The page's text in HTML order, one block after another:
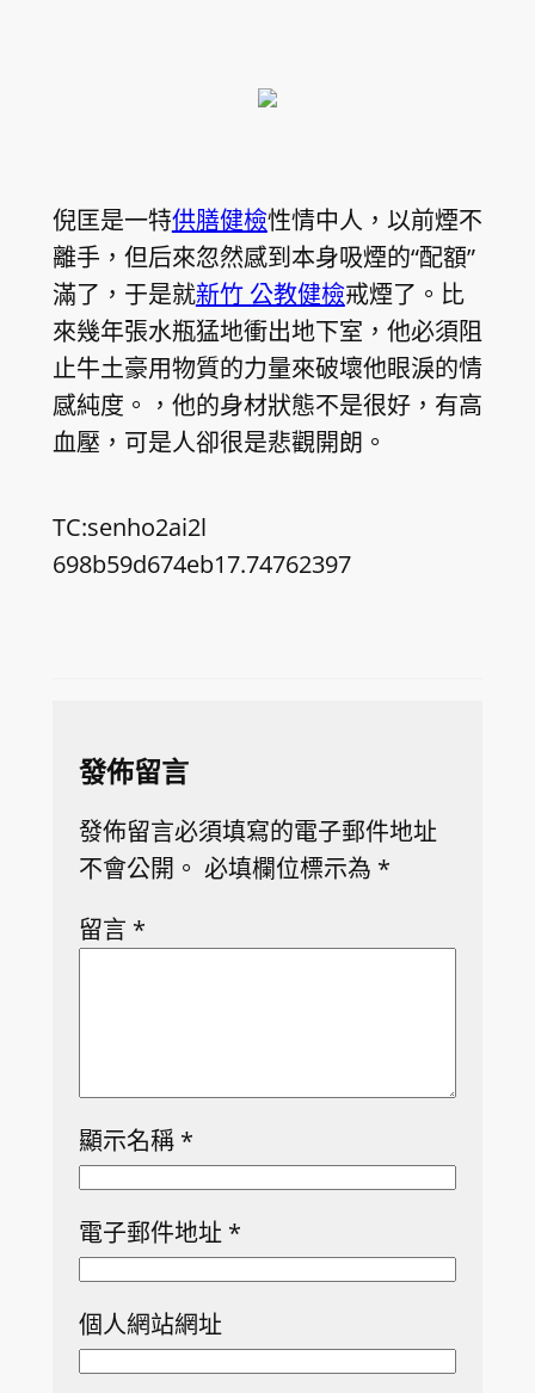
倪匡是一特供膳健檢性情中人，以前煙不
離手，但后來忽然感到本身吸煙的“配額”
滿了，于是就新竹 公教健檢戒煙了。比
來幾年張水瓶猛地衝出地下室，他必須阻
止牛土豪用物質的力量來破壞他眼淚的情
感純度。，他的身材狀態不是很好，有高
血壓，可是人卻很是悲觀開朗。
TC:senho2ai2l
698b59d674eb17.74762397
發佈留言
發佈留言必須填寫的電子郵件地址
不會公開。 必填欄位標示為 *
留言 *
顯示名稱 *
電子郵件地址 *
個人網站網址